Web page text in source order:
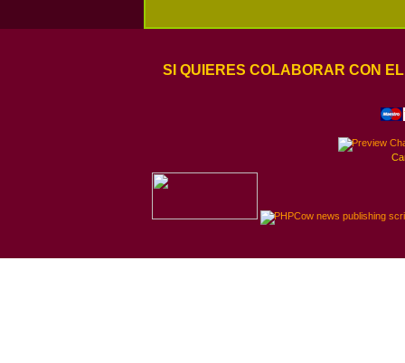
SI QUIERES COLABORAR CON